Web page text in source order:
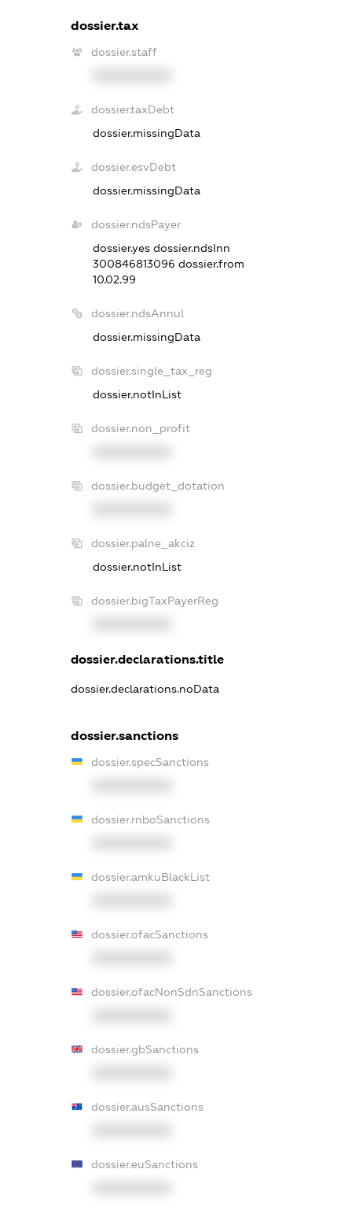
dossier.tax
dossier.staff
dossier.taxDebt
dossier.missingData
dossier.esvDebt
dossier.missingData
dossier.ndsPayer
dossier.yes dossier.ndsInn
300846813096 dossier.from
10.02.99
dossier.ndsAnnul
dossier.missingData
dossier.single_tax_reg
dossier.notInList
dossier.non_profit
dossier.budget_dotation
dossier.palne_akciz
dossier.notInList
dossier.bigTaxPayerReg
dossier.declarations.title
dossier.declarations.noData
dossier.sanctions
dossier.specSanctions
dossier.rnboSanctions
dossier.amkuBlackList
dossier.ofacSanctions
dossier.ofacNonSdnSanctions
dossier.gbSanctions
dossier.ausSanctions
dossier.euSanctions